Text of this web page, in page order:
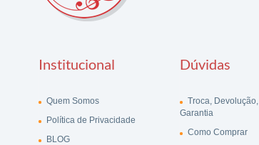
Institucional
Quem Somos
Política de Privacidade
BLOG
Dúvidas
Troca, Devolução,
Garantia
Como Comprar